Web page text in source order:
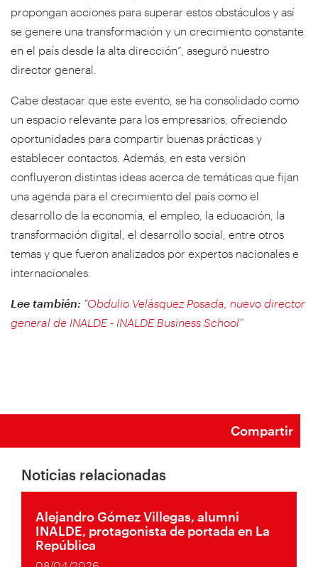
propongan acciones para superar estos obstáculos y así
se genere una transformación y un crecimiento constante
en el país desde la alta dirección”, aseguró nuestro
director general.
Cabe destacar que este evento, se ha consolidado como
un espacio relevante para los empresarios, ofreciendo
oportunidades para compartir buenas prácticas y
establecer contactos. Además, en esta versión
confluyeron distintas ideas acerca de temáticas que fijan
una agenda para el crecimiento del país como el
desarrollo de la economía, el empleo, la educación, la
transformación digital, el desarrollo social, entre otros
temas y que fueron analizados por expertos nacionales e
internacionales.
Lee también: “Obdulio Velásquez Posada, nuevo director
general de INALDE - INALDE Business School”
Compartir
Noticias relacionadas
Alejandro Gómez Villegas, alumni
INALDE, protagonista de portada en La
República